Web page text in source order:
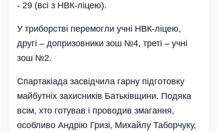
- 29 (всі з НВК-ліцею).
У триборстві перемогли учні НВК-ліцею,
другі – допризовники зош №4, треті – учні
зош №2.
Спартакіада засвідчила гарну підготовку
майбутніх захисників Батьківщини. Подяка
всім, хто готував і проводив змагання,
особливо Андрію Гризі, Михайлу Таборчуку,